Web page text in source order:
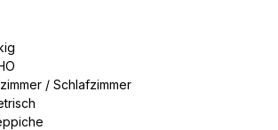
/ Schlafzimmer